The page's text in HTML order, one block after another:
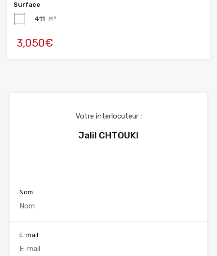
Surface
411 m²
3,050€
Votre interlocuteur :
Jalil CHTOUKI
Nom
E-mail